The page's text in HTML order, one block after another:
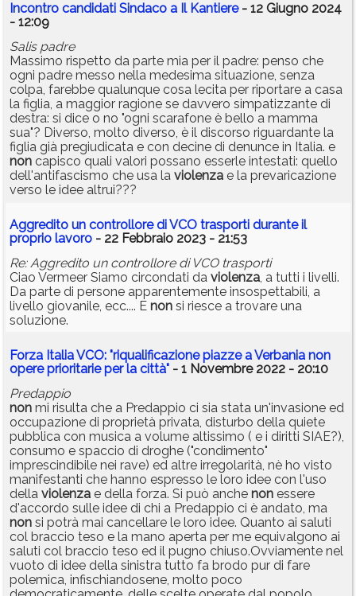
Incontro candidati Sindaco a Il Kantiere- 12 Giugno 2024
- 12:09
Salis padre
Massimo rispetto da parte mia per il padre: penso che
ogni padre messo nella medesima situazione, senza
colpa, farebbe qualunque cosa lecita per riportare a casa
la figlia, a maggior ragione se davvero simpatizzante di
destra: si dice o no "ogni scarafone è bello a mamma
sua"? Diverso, molto diverso, è il discorso riguardante la
figlia già pregiudicata e con decine di denunce in Italia. e
non capisco quali valori possano esserle intestati: quello
dell'antifascismo che usa la violenza e la prevaricazione
verso le idee altrui???
Aggredito un controllore di VCO trasporti durante il
proprio lavoro - 22 Febbraio 2023 - 21:53
Re: Aggredito un controllore di VCO trasporti
Ciao Vermeer Siamo circondati da violenza, a tutti i livelli.
Da parte di persone apparentemente insospettabili, a
livello giovanile, ecc.... E non si riesce a trovare una
soluzione.
Forza Italia VCO: "riqualificazione piazze a Verbania non
opere prioritarie per la città" - 1 Novembre 2022 - 20:10
Predappio
non mi risulta che a Predappio ci sia stata un'invasione ed
occupazione di proprietà privata, disturbo della quiete
pubblica con musica a volume altissimo ( e i diritti SIAE?),
consumo e spaccio di droghe ("condimento"
imprescindibile nei rave) ed altre irregolarità, nè ho visto
manifestanti che hanno espresso le loro idee con l'uso
della violenza e della forza. Si può anche non essere
d'accordo sulle idee di chi a Predappio ci è andato, ma
non si potrà mai cancellare le loro idee. Quanto ai saluti
col braccio teso e la mano aperta per me equivalgono ai
saluti col braccio teso ed il pugno chiuso.Ovviamente nel
vuoto di idee della sinistra tutto fa brodo pur di fare
polemica, infischiandosene, molto poco